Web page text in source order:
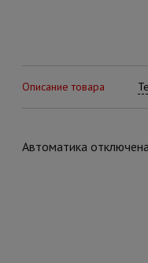
Описание товара
Автоматика отключена